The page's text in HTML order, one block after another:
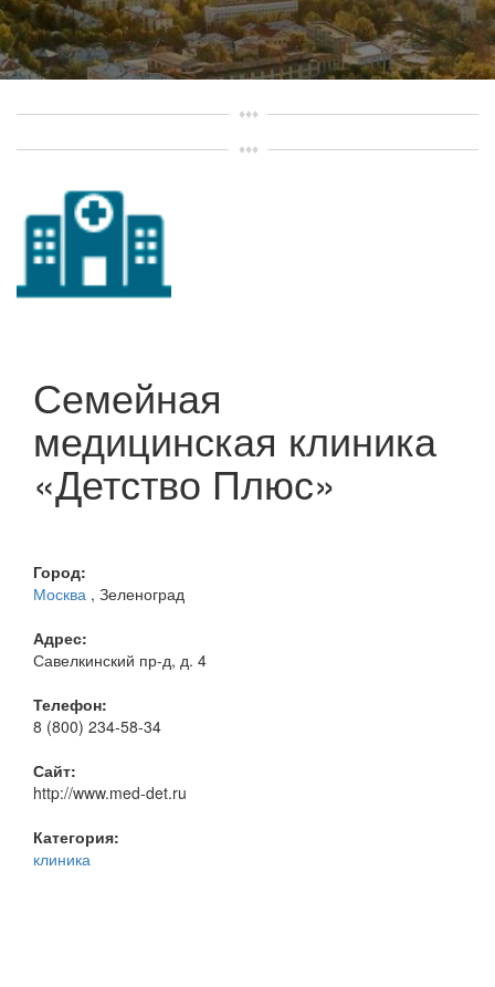
Семейная
медицинская клиника
«Детство Плюс»
Город:
Москва , Зеленоград
Адрес:
Савелкинский пр-д, д. 4
Телефон:
8 (800) 234-58-34
Сайт:
http://www.med-det.ru
Категория:
клиника